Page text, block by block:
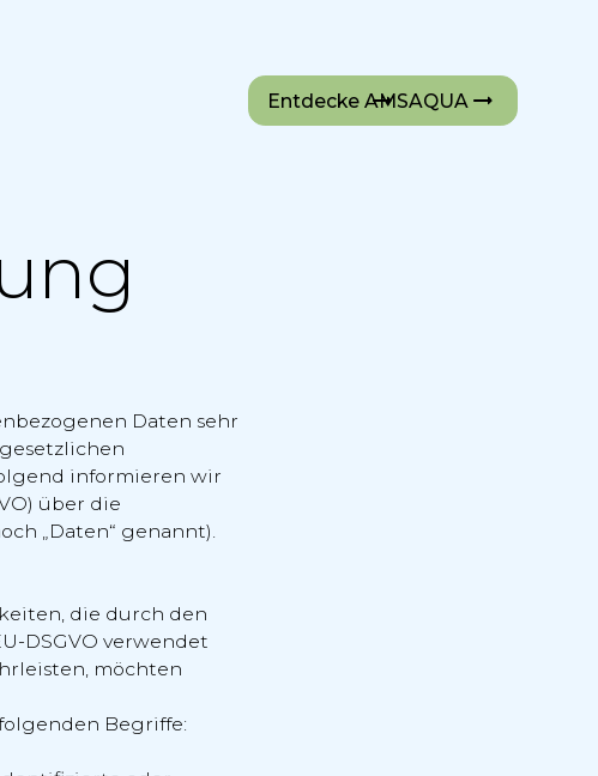
Entdecke AMSAQUA
Daten sehr
informieren wir
über die
„Daten“ genannt).
die durch den
DSGVO verwendet
möchten
Begriffe: